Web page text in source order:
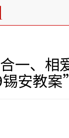
一、相
安教